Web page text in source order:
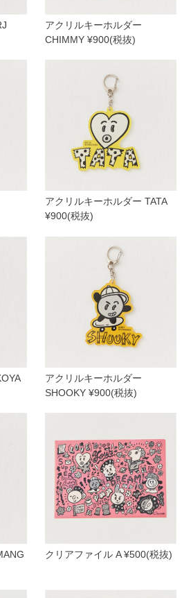
アクリルキーホルダー
CHIMMY ¥900(税抜)
アクリルキーホルダー TATA
¥900(税抜)
アクリルキーホルダー
SHOOKY ¥900(税抜)
クリアファイル A ¥500(税抜)